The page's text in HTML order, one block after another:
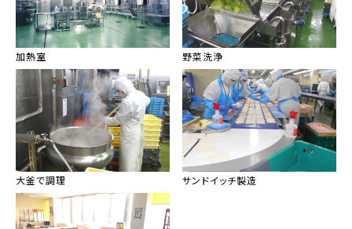
加熱室 野菜洗浄
大釜で調理 サンドイッチ製造